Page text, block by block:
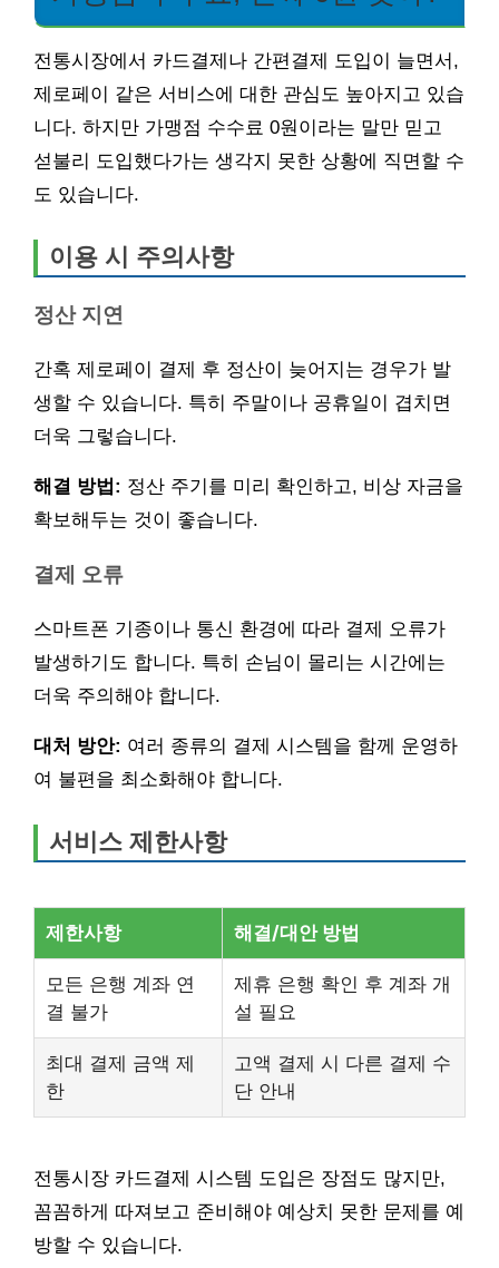
전통시장에서 카드결제나 간편결제 도입이 늘면서,
제로페이 같은 서비스에 대한 관심도 높아지고 있습
니다. 하지만 가맹점 수수료 0원이라는 말만 믿고
섣불리 도입했다가는 생각지 못한 상황에 직면할 수
도 있습니다.
이용 시 주의사항
정산 지연
간혹 제로페이 결제 후 정산이 늦어지는 경우가 발
생할 수 있습니다. 특히 주말이나 공휴일이 겹치면
더욱 그렇습니다.
해결 방법: 정산 주기를 미리 확인하고, 비상 자금을
확보해두는 것이 좋습니다.
결제 오류
스마트폰 기종이나 통신 환경에 따라 결제 오류가
발생하기도 합니다. 특히 손님이 몰리는 시간에는
더욱 주의해야 합니다.
대처 방안: 여러 종류의 결제 시스템을 함께 운영하
여 불편을 최소화해야 합니다.
서비스 제한사항
제한사항 해결/대안 방법
모든 은행 계좌 연
결 불가
제휴 은행 확인 후 계좌 개
설 필요
최대 결제 금액 제
한
고액 결제 시 다른 결제 수
단 안내
전통시장 카드결제 시스템 도입은 장점도 많지만,
꼼꼼하게 따져보고 준비해야 예상치 못한 문제를 예
방할 수 있습니다.